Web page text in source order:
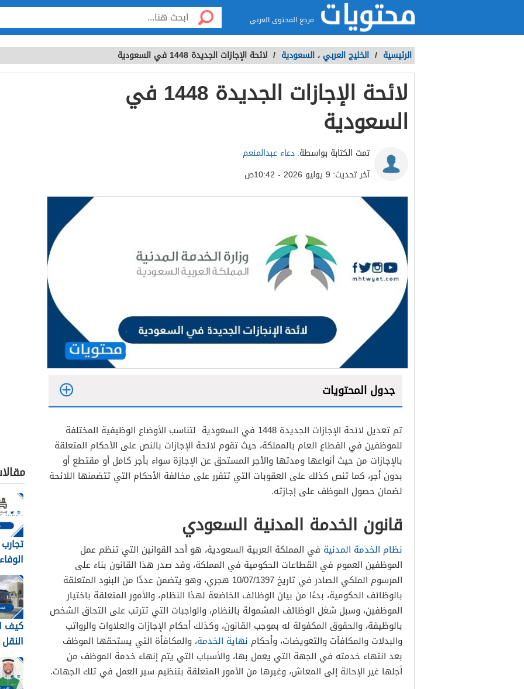
مرجع المحتوى العربي
الرئيسية / الخليج العربي ، السعودية / لائحة الإجازات الجديدة 1448 في السعودية
لائحة الإجازات الجديدة 1448 في
السعودية
تمت الكتابة بواسطة:دعاء عبدالمنعم
آخر تحديث: 9 يوليو 2026 - 10:42ص
جدول المحتويات
ضم الإجازات العادية
إجازة العطلة الصيفية للعاملين بالوظائف التعليمية
إجازة اليوم الوطني
إجازات الأعياد
تم تعديل لائحة الإجازات الجديدة 1448 في السعودية لتناسب الأوضاع الوظيفية المختلفة
للموظفين في القطاع العام بالمملكة، حيث تقوم لائحة الإجازات بالنص على الأحكام المتعلقة
بالإجازات من حيث أنواعها ومدتها والأجر المستحق عن الإجازة سواء بأجر كامل أو مقتطع أو
بدون أجر، كما تنص كذلك على العقوبات التي تتقرر على مخالفة الأحكام التي تتضمنها اللائحة
لضمان حصول الموظف على إجازته.
قانون الخدمة المدنية السعودي
نظام الخدمة المدنية في المملكة العربية السعودية، هو أحد القوانين التي تنظم عمل
الموظفين العموم في القطاعات الحكومية في المملكة، وقد صدر هذا القانون بناء على
المرسوم الملكي الصادر في تاريخ 10/07/1397 هجري، وهو يتضمن عددًا من البنود المتعلقة
بالوظائف الحكومية، بدءًا من بيان الوظائف الخاضعة لهذا النظام، والأمور المتعلقة باختيار
الموظفين، وسبل شغل الوظائف المشمولة بالنظام، والواجبات التي تترتب على التحاق الشخص
بالوظيفة، والحقوق المكفولة له بموجب القانون، وكذلك أحكام الإجازات والعلاوات والرواتب
والبدلات والمكافآت والتعويضات، وأحكام نهاية الخدمة، والمكافأة التي يستحقها الموظف
بعد انتهاء خدمته في الجهة التي يعمل بها، والأسباب التي يتم إنهاء خدمة الموظف من
أجلها غير الإحالة إلى المعاش، وغيرها من الأمور المتعلقة بتنظيم سير العمل في تلك الجهات.
وطرق
معهم
كيف
في
1448